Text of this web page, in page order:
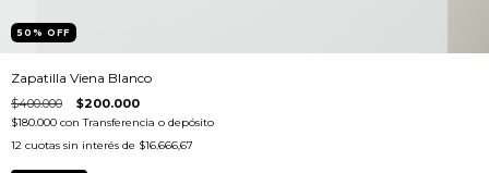
50 % OFF
Zapatilla Viena Blanco
$400.000 $200.000
$180.000 con Transferencia o depósito
12 cuotas sin interés de $16.666,67